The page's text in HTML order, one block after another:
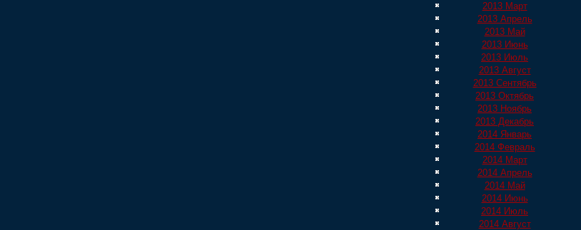
2013 Март
2013 Апрель
2013 Май
2013 Июнь
2013 Июль
2013 Август
2013 Сентябрь
2013 Октябрь
2013 Ноябрь
2013 Декабрь
2014 Январь
2014 Февраль
2014 Март
2014 Апрель
2014 Май
2014 Июнь
2014 Июль
2014 Август